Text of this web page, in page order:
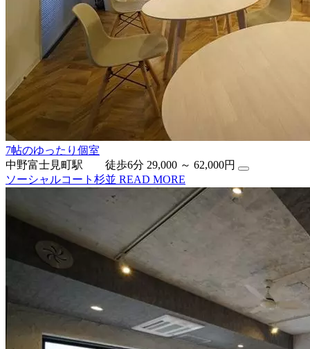
7帖のゆったり個室
中野富士見町駅 徒歩6分 29,000 ～ 62,000円
ソーシャルコート杉並 READ MORE